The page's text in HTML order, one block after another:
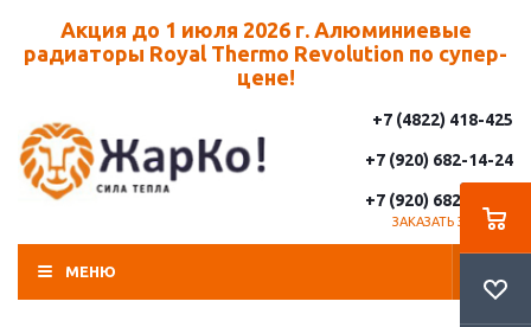
Акция до 1 июля 2026 г. Алюминиевые
радиаторы Royal Thermo Revolution по супер-
цене!
+7 (4822) 418-425
+7 (920) 682-14-24
+7 (920) 682-14-25
ЗАКАЗАТЬ ЗВОНОК
МЕНЮ